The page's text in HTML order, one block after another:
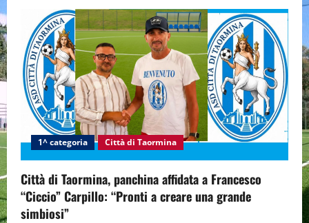
1^ categoria Città di Taormina
Città di Taormina, panchina affidata a Francesco
“Ciccio” Carpillo: “Pronti a creare una grande
simbiosi”